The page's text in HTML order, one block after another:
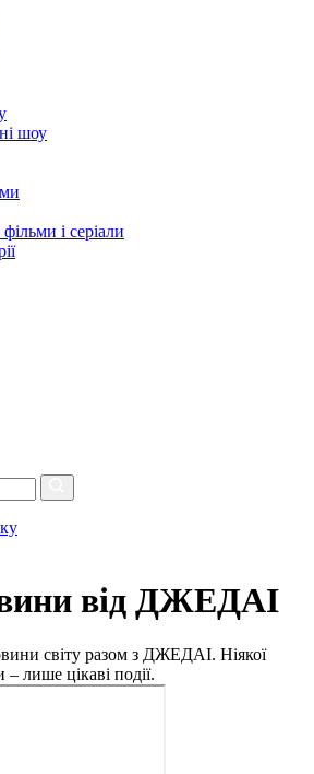
шоу
і серіали
від ДЖЕДАІ
світу разом з ДЖЕДАІ. Ніякої
лише цікаві події.